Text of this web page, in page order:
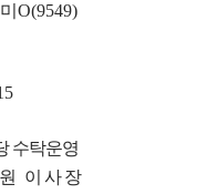
O(9549)
수탁운영
이사장